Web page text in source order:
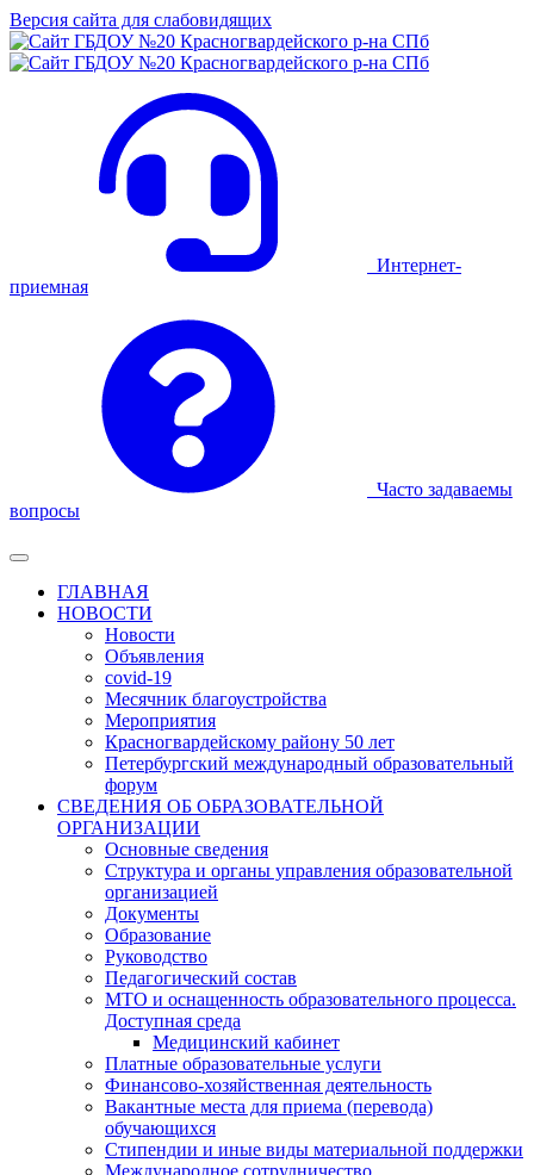
Версия сайта для слабовидящих
Интернет-
приемная
Часто задаваемы
вопросы
ГЛАВНАЯ
НОВОСТИ
Новости
Объявления
covid-19
Месячник благоустройства
Мероприятия
Красногвардейскому району 50 лет
Петербургский международный образовательный
форум
СВЕДЕНИЯ ОБ ОБРАЗОВАТЕЛЬНОЙ
ОРГАНИЗАЦИИ
Основные сведения
Структура и органы управления образовательной
организацией
Документы
Образование
Руководство
Педагогический состав
МТО и оснащенность образовательного процесса.
Доступная среда
Медицинский кабинет
Платные образовательные услуги
Финансово-хозяйственная деятельность
Вакантные места для приема (перевода)
обучающихся
Стипендии и иные виды материальной поддержки
Международное сотрудничество